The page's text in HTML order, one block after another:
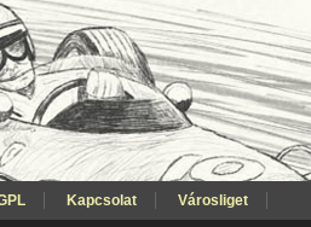
Kapcsolat Városliget